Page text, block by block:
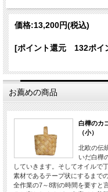
価格:13,200円(税込)
[ポイント還元 132ポイ
お薦めの商品
白樺
（小）
北欧の伝
いだ白樺
していきます。そしてオイルで
素材であるテープ状にするまで
全作業の7～8割の時間を要すと